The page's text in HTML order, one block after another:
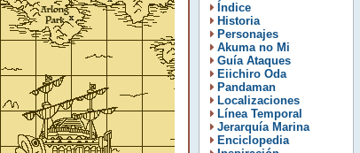
Índice
Historia
Personajes
Akuma no Mi
Guía Ataques
Eiichiro Oda
Pandaman
Localizaciones
Línea Temporal
Jerarquía Marina
Enciclopedia